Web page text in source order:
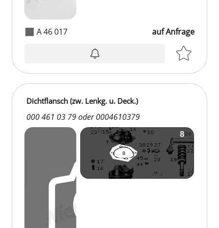
A 46 017 auf Anfrage
Dichtflansch (zw. Lenkg. u. Deck.)
000 461 03 79 oder 0004610379